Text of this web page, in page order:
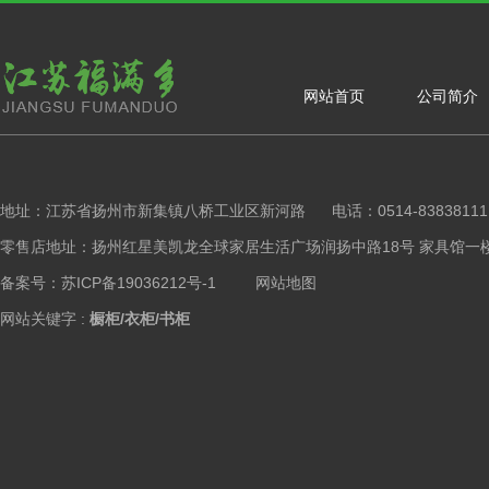
网站首页 公司简介
地址：江苏省扬州市新集镇八桥工业区新河路 电话：0514-
零售店地址：扬州红星美凯龙全球家居生活广场润扬中路18号 家具
备案号：苏ICP备19036212号-1 网站地图
网站关键字 : 橱柜/衣柜/书柜